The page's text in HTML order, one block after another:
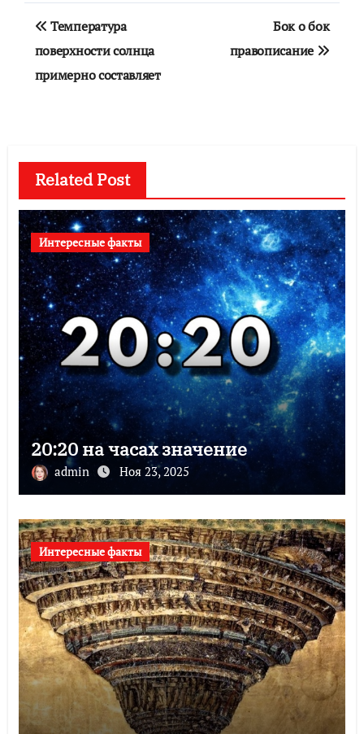
Навигация
по
записям
Температура
поверхности солнца
примерно составляет
Бок о бок
правописание
Related Post
Интересные факты
20:20 на часах значение
admin Ноя 23, 2025
Интересные факты